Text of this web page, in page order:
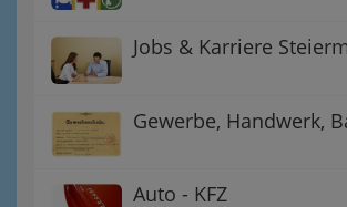
Jobs & Karriere
Gewerbe, Handwerk,
Auto - KFZ